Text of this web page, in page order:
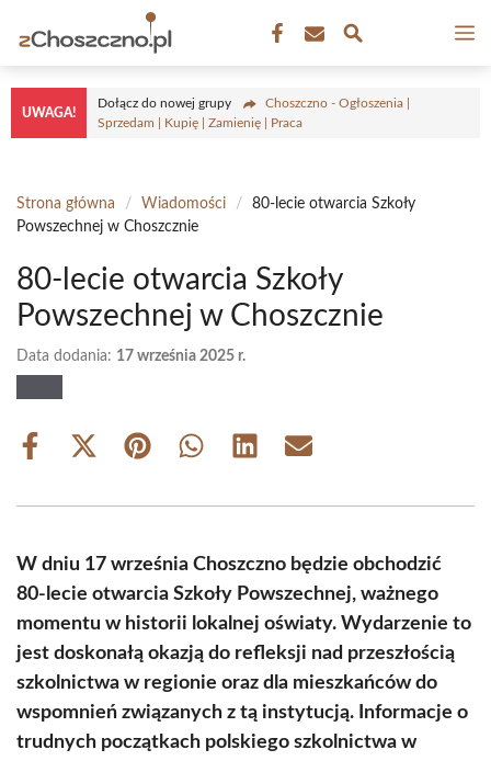
treści
UWAGA!
Dołącz do nowej grupy
Choszczno - Ogłoszenia |
Sprzedam | Kupię | Zamienię | Praca
Strona główna / Wiadomości /
80-lecie otwarcia Szkoły
Powszechnej w Choszcznie
80-lecie otwarcia Szkoły
Powszechnej w Choszcznie
Data dodania: 17 września 2025 r.
Share
Share
(Twitter)
Share Share Share Share
W dniu 17 września Choszczno będzie obchodzić
80-lecie otwarcia Szkoły Powszechnej, ważnego
momentu w historii lokalnej oświaty. Wydarzenie to
jest doskonałą okazją do refleksji nad przeszłością
szkolnictwa w regionie oraz dla mieszkańców do
wspomnień związanych z tą instytucją. Informacje o
trudnych początkach polskiego szkolnictwa w